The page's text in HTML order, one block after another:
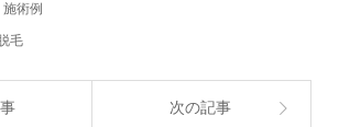
術例
毛
次の記事